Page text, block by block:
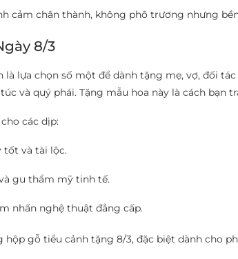
cảm chân thành, không phô trương nhưng
8/3
lựa chọn số một để dành tặng mẹ, vợ, đối
và quý phái. Tặng mẫu hoa này là cách bạn
các dịp:
tốt và tài lộc.
gu thẩm mỹ tinh tế.
nhấn nghệ thuật đẳng cấp.
gỗ tiểu cảnh tặng 8/3, đặc biệt dành cho